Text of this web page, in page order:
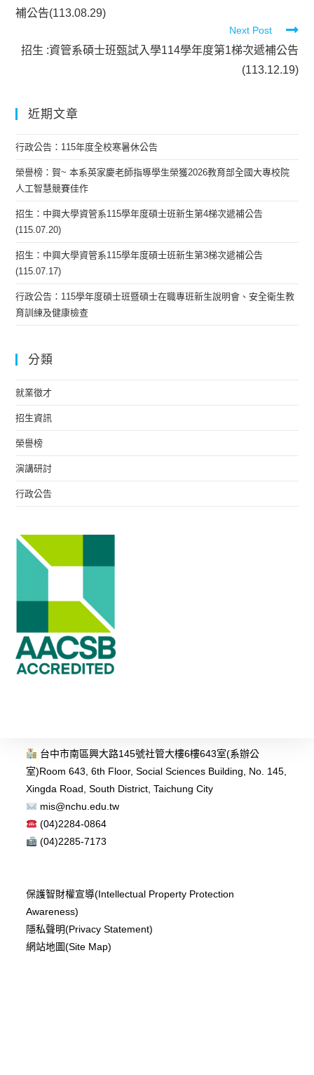
補公告(113.08.29)
Next Post
招生 :資管系碩士班甄試入學114學年度第1梯次遞補公告
(113.12.19)
近期文章
行政公告：115年度全校寒暑休公告
榮譽榜：賀~ 本系英家慶老師指導學生榮獲2026教育部全國大專校院
人工智慧競賽佳作
招生：中興大學資管系115學年度碩士班新生第4梯次遞補公告
(115.07.20)
招生：中興大學資管系115學年度碩士班新生第3梯次遞補公告
(115.07.17)
行政公告：115學年度碩士班暨碩士在職專班新生說明會、安全衛生教
育訓練及健康檢查
分類
就業徵才
招生資訊
榮譽榜
演講研討
行政公告
台中市南區興大路145號社管大樓6樓643室(系辦公
室)Room 643, 6th Floor, Social Sciences Building, No. 145,
Xingda Road, South District, Taichung City
mis@nchu.edu.tw
(04)2284-0864
(04)2285-7173
保護智財權宣導(Intellectual Property Protection
Awareness)
隱私聲明(Privacy Statement)
網站地圖(Site Map)